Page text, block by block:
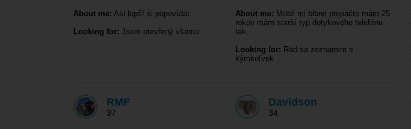
About me: Asi lepší si popovídat..
Looking for: Jsem otevřený všemu
About me: Mobil mi blbne prepáčte mám 25
rokov mám starší typ dotykového telefónu
tak…
Looking for: Rád sa zoznámim s
kýmkoľvek
RMF
37
Davidson
34